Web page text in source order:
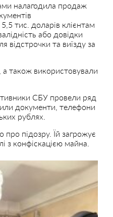
налагодила продаж
тис. доларів клієнтам
або довідки
відстрочки та виїзду за
а також використовували
СБУ провели ряд
документи, телефони
рублях.
про підозру. Їй загрожує
з конфіскацією майна.